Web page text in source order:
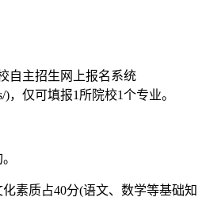
自主招生网上报名系统
)，仅可填报1所院校1个专业。
素质占40分(语文、数学等基础知